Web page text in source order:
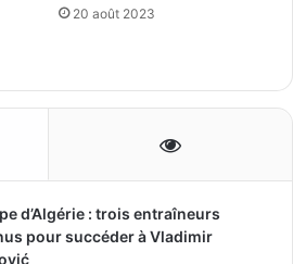
20 août 2023
d’Algérie : trois entraîneurs
pour succéder à Vladimir